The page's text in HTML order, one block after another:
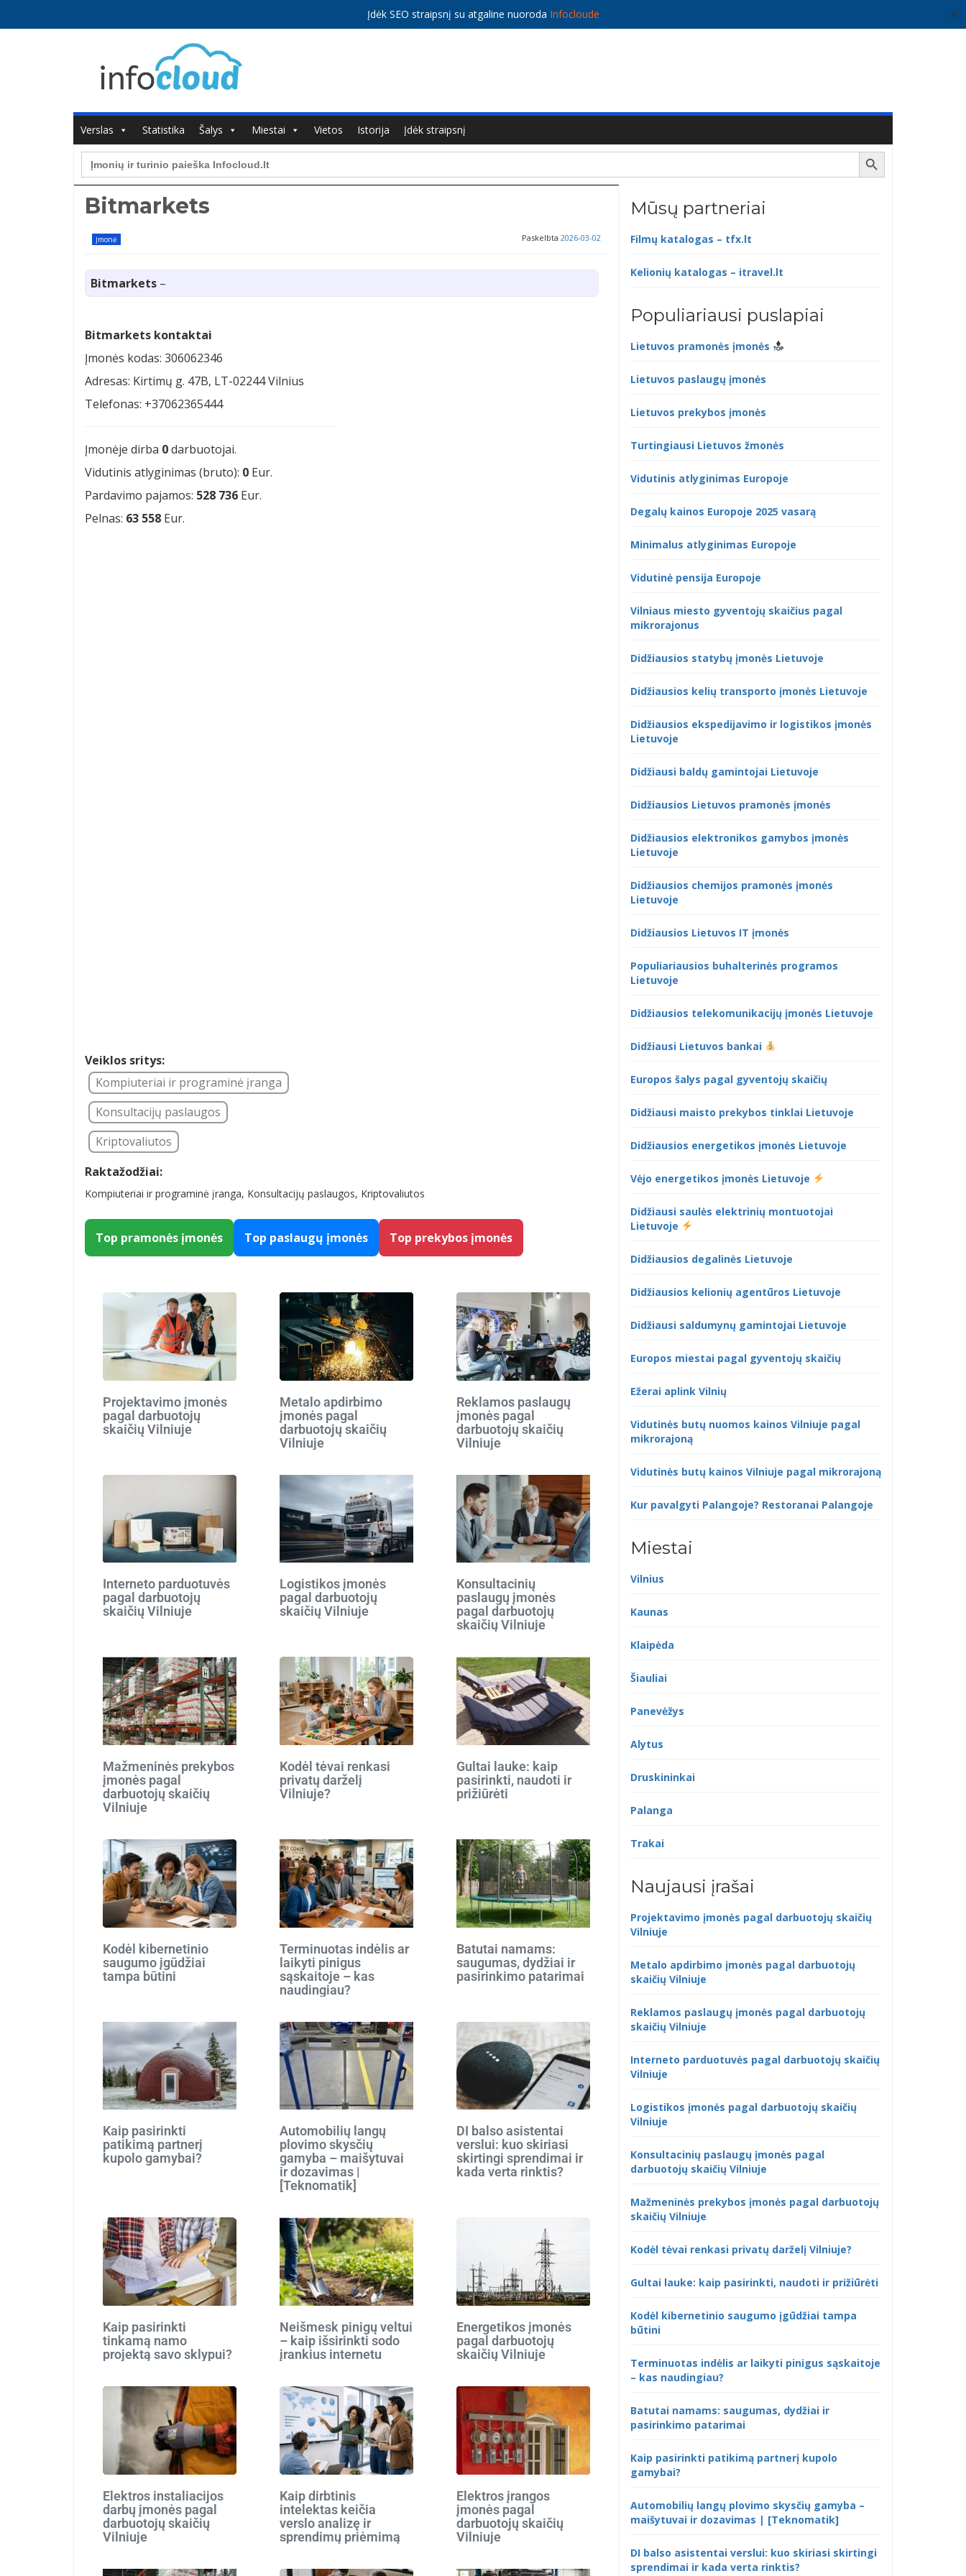
Įdėk SEO straipsnį su atgaline nuoroda Infocloude ✕
Verslas Statistika Šalys Miestai Vietos Istorija
Įdėk straipsnį
Search
for:
Search Button
Bitmarkets
Įmonė Paskelbta 2026-03-02
Bitmarkets –
Bitmarkets kontaktai
Įmonės kodas: 306062346
Adresas: Kirtimų g. 47B, LT-02244 Vilnius
Telefonas: +37062365444
Įmonėje dirba 0darbuotojai.
Vidutinis atlyginimas (bruto): 0 Eur.
Pardavimo pajamos: 528 736 Eur.
Pelnas: 63 558 Eur.
Veiklos sritys:
Kompiuteriai ir programinė įranga
Konsultacijų paslaugos
Kriptovaliutos
Raktažodžiai:
Kompiuteriai ir programinė įranga, Konsultacijų paslaugos, Kriptovaliutos
Top pramonės įmonės Top paslaugų įmonės Top prekybos įmonės
Projektavimo įmonės
pagal darbuotojų
skaičių Vilniuje
Metalo apdirbimo
įmonės pagal
darbuotojų skaičių
Vilniuje
Reklamos paslaugų
įmonės pagal
darbuotojų skaičių
Vilniuje
Interneto parduotuvės
pagal darbuotojų
skaičių Vilniuje
Logistikos įmonės
pagal darbuotojų
skaičių Vilniuje
Konsultacinių
paslaugų įmonės
pagal darbuotojų
skaičių Vilniuje
Mažmeninės prekybos
įmonės pagal
darbuotojų skaičių
Vilniuje
Kodėl tėvai renkasi
privatų darželį
Vilniuje?
Gultai lauke: kaip
pasirinkti, naudoti ir
prižiūrėti
Kodėl kibernetinio
saugumo įgūdžiai
tampa būtini
Terminuotas indėlis ar
laikyti pinigus
sąskaitoje – kas
naudingiau?
Batutai namams:
saugumas, dydžiai ir
pasirinkimo patarimai
Kaip pasirinkti
patikimą partnerį
kupolo gamybai?
Automobilių langų
plovimo skysčių
gamyba – maišytuvai
ir dozavimas |
[Teknomatik]
DI balso asistentai
verslui: kuo skiriasi
skirtingi sprendimai ir
kada verta rinktis?
Kaip pasirinkti
tinkamą namo
projektą savo sklypui?
Neišmesk pinigų veltui
– kaip išsirinkti sodo
įrankius internetu
Energetikos įmonės
pagal darbuotojų
skaičių Vilniuje
Elektros instaliacijos
darbų įmonės pagal
darbuotojų skaičių
Vilniuje
Kaip dirbtinis
intelektas keičia
verslo analizę ir
sprendimų priėmimą
Elektros įrangos
įmonės pagal
darbuotojų skaičių
Vilniuje
Mūsų partneriai
Filmų katalogas – tfx.lt
Kelionių katalogas – itravel.lt
Populiariausi puslapiai
Lietuvos pramonės įmonės
Lietuvos paslaugų įmonės
Lietuvos prekybos įmonės
Turtingiausi Lietuvos žmonės
Vidutinis atlyginimas Europoje
Degalų kainos Europoje 2025 vasarą
Minimalus atlyginimas Europoje
Vidutinė pensija Europoje
Vilniaus miesto gyventojų skaičius pagal
mikrorajonus
Didžiausios statybų įmonės Lietuvoje
Didžiausios kelių transporto įmonės Lietuvoje
Didžiausios ekspedijavimo ir logistikos įmonės
Lietuvoje
Didžiausi baldų gamintojai Lietuvoje
Didžiausios Lietuvos pramonės įmonės
Didžiausios elektronikos gamybos įmonės
Lietuvoje
Didžiausios chemijos pramonės įmonės
Lietuvoje
Didžiausios Lietuvos IT įmonės
Populiariausios buhalterinės programos
Lietuvoje
Didžiausios telekomunikacijų įmonės Lietuvoje
Didžiausi Lietuvos bankai
Europos šalys pagal gyventojų skaičių
Didžiausi maisto prekybos tinklai Lietuvoje
Didžiausios energetikos įmonės Lietuvoje
Vėjo energetikos įmonės Lietuvoje
Didžiausi saulės elektrinių montuotojai
Lietuvoje
Didžiausios degalinės Lietuvoje
Didžiausios kelionių agentūros Lietuvoje
Didžiausi saldumynų gamintojai Lietuvoje
Europos miestai pagal gyventojų skaičių
Ežerai aplink Vilnių
Vidutinės butų nuomos kainos Vilniuje pagal
mikrorajoną
Vidutinės butų kainos Vilniuje pagal mikrorajoną
Kur pavalgyti Palangoje? Restoranai Palangoje
Miestai
Vilnius
Kaunas
Klaipėda
Šiauliai
Panevėžys
Alytus
Druskininkai
Palanga
Trakai
Naujausi įrašai
Projektavimo įmonės pagal darbuotojų skaičių
Vilniuje
Metalo apdirbimo įmonės pagal darbuotojų
skaičių Vilniuje
Reklamos paslaugų įmonės pagal darbuotojų
skaičių Vilniuje
Interneto parduotuvės pagal darbuotojų skaičių
Vilniuje
Logistikos įmonės pagal darbuotojų skaičių
Vilniuje
Konsultacinių paslaugų įmonės pagal
darbuotojų skaičių Vilniuje
Mažmeninės prekybos įmonės pagal darbuotojų
skaičių Vilniuje
Kodėl tėvai renkasi privatų darželį Vilniuje?
Gultai lauke: kaip pasirinkti, naudoti ir prižiūrėti
Kodėl kibernetinio saugumo įgūdžiai tampa
būtini
Terminuotas indėlis ar laikyti pinigus sąskaitoje
– kas naudingiau?
Batutai namams: saugumas, dydžiai ir
pasirinkimo patarimai
Kaip pasirinkti patikimą partnerį kupolo
gamybai?
Automobilių langų plovimo skysčių gamyba –
maišytuvai ir dozavimas | [Teknomatik]
DI balso asistentai verslui: kuo skiriasi skirtingi
sprendimai ir kada verta rinktis?